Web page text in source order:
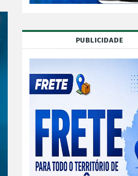
PUBLICIDADE